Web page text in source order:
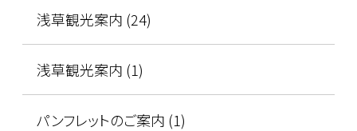
浅草観光案内 (24)
浅草観光案内 (1)
パンフレットのご案内 (1)